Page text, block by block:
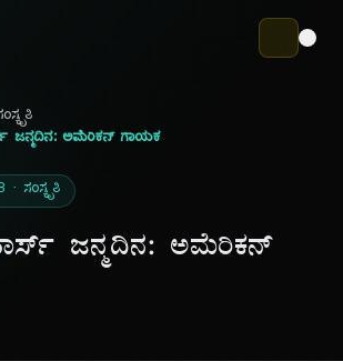
ಜನ್ಮದಿನ: ಅಮೆರಿಕನ್ ಗಾಯಕ
· ಸಂಸ್ಕೃತಿ
ಜನ್ಮದಿನ: ಅಮೆರಿಕನ್